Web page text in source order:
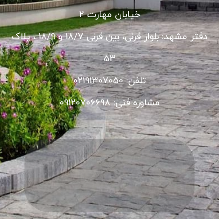
خیابان مهارت 2
دفتر مشهد: بلوار قرنی، بین قرنی 18/7 و 18/9 ، پلاک
53
تلفن: 02191307050
مشاوره فنی: 09120706698